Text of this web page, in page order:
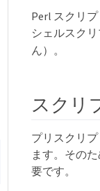
Perl スクリ
シェルスク
ん）。
スクリ
プリスクリ
ます。その
要です。